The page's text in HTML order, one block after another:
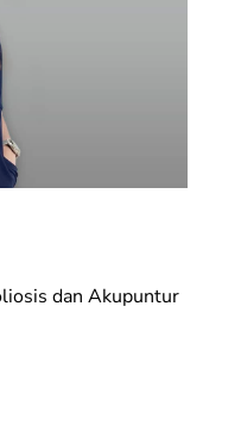
dan Akupuntur